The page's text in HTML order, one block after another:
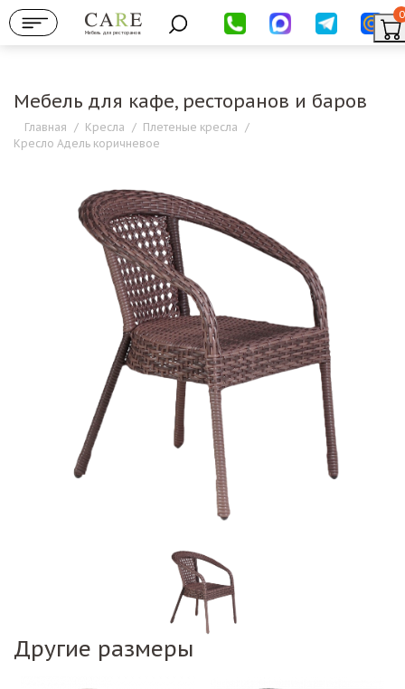
Мебель для ресторанов
0
Мебель для кафе, ресторанов и баров
Главная / Кресла / Плетеные кресла /
Кресло Адель коричневое
Другие размеры